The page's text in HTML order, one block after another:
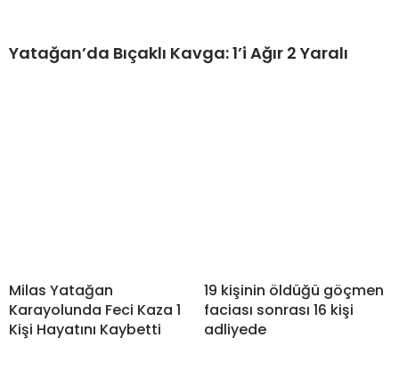
Yatağan’da Bıçaklı Kavga: 1’i Ağır 2 Yaralı
Milas Yatağan
Karayolunda Feci Kaza 1
Kişi Hayatını Kaybetti
19 kişinin öldüğü göçmen
faciası sonrası 16 kişi
adliyede